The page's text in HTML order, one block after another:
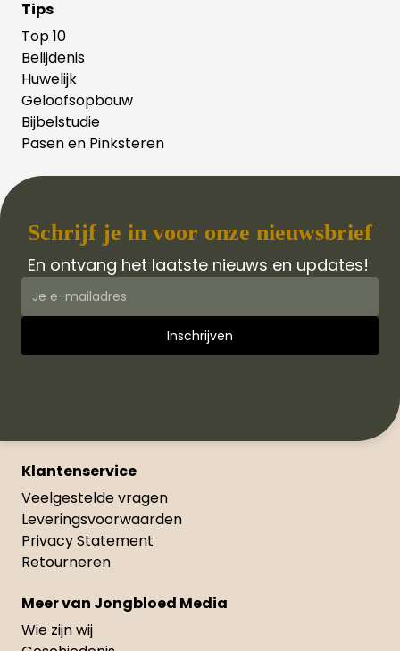
Tips
Top 10
Belijdenis
Huwelijk
Geloofsopbouw
Bijbelstudie
Pasen en Pinksteren
Schrijf je in voor onze nieuwsbrief
En ontvang het laatste nieuws en updates!
Klantenservice
Veelgestelde vragen
Leveringsvoorwaarden
Privacy Statement
Retourneren
Meer van Jongbloed Media
Wie zijn wij